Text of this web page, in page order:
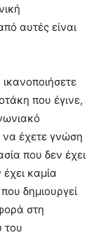
αυτές είναι
που έγινε,
να έχετε γνώση
που δεν έχει
καμία
δημιουργεί
στη
του